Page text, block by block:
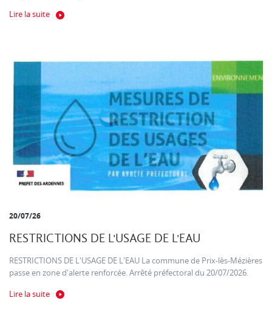
Lire la suite
20/07/26
RESTRICTIONS DE L'USAGE DE L'EAU
RESTRICTIONS DE L'USAGE DE L'EAU La commune de Prix-lès-Mézières
passe en zone d'alerte renforcée. Arrêté préfectoral du 20/07/2026.
Lire la suite